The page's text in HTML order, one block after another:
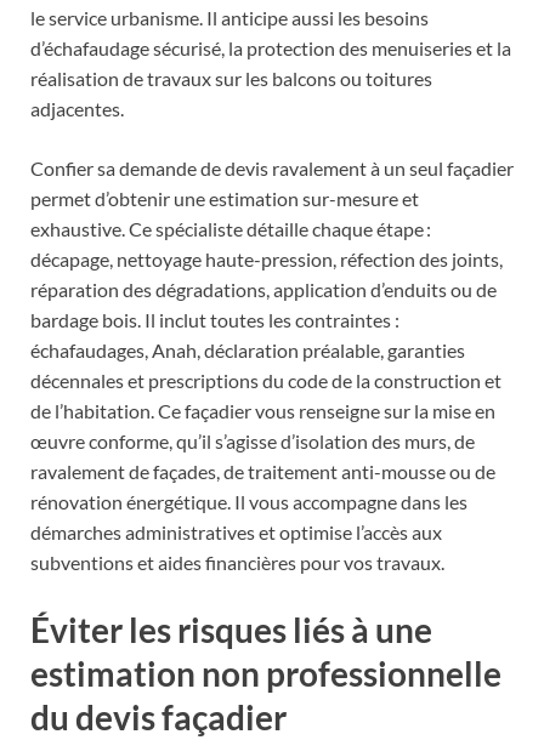
le service urbanisme. Il anticipe aussi les besoins
d’échafaudage sécurisé, la protection des menuiseries et la
réalisation de travaux sur les balcons ou toitures
adjacentes.
Confier sa demande de devis ravalement à un seul façadier
permet d’obtenir une estimation sur-mesure et
exhaustive. Ce spécialiste détaille chaque étape :
décapage, nettoyage haute-pression, réfection des joints,
réparation des dégradations, application d’enduits ou de
bardage bois. Il inclut toutes les contraintes :
échafaudages, Anah, déclaration préalable, garanties
décennales et prescriptions du code de la construction et
de l’habitation. Ce façadier vous renseigne sur la mise en
œuvre conforme, qu’il s’agisse d’isolation des murs, de
ravalement de façades, de traitement anti-mousse ou de
rénovation énergétique. Il vous accompagne dans les
démarches administratives et optimise l’accès aux
subventions et aides financières pour vos travaux.
Éviter les risques liés à une
estimation non professionnelle
du devis façadier